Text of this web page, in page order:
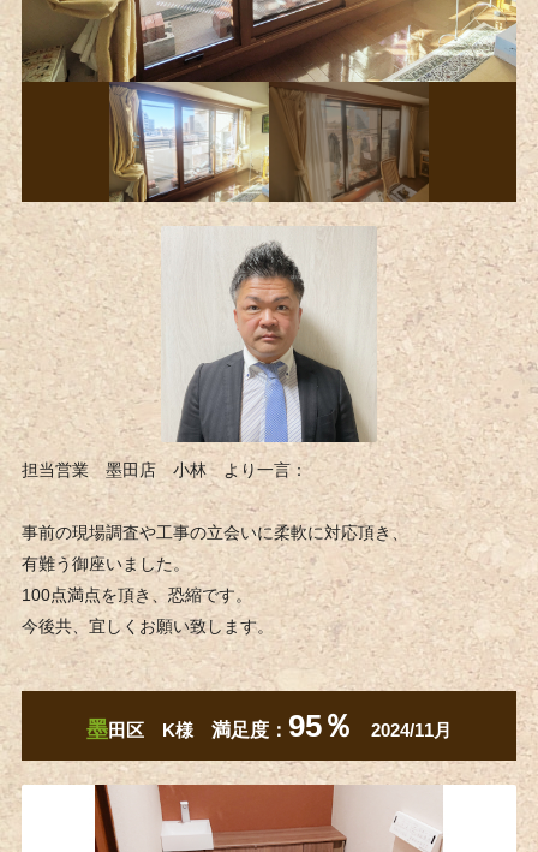
担当営業 墨田店 小林 より一言：
事前の現場調査や工事の立会いに柔軟に対応頂き、
有難う御座いました。
100点満点を頂き、恐縮です。
今後共、宜しくお願い致します。
墨田区 K様 満足度： 95％ 2024/11月